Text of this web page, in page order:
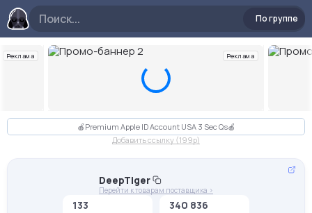
По группе
Реклама Реклама
Слайд 2 из 10
🍎Premium Apple ID Account USA 3 Sec Qs🍎
Добавить ссылку (199p)
DeepTiger
Перейти к товарам поставщика >
133 340 836